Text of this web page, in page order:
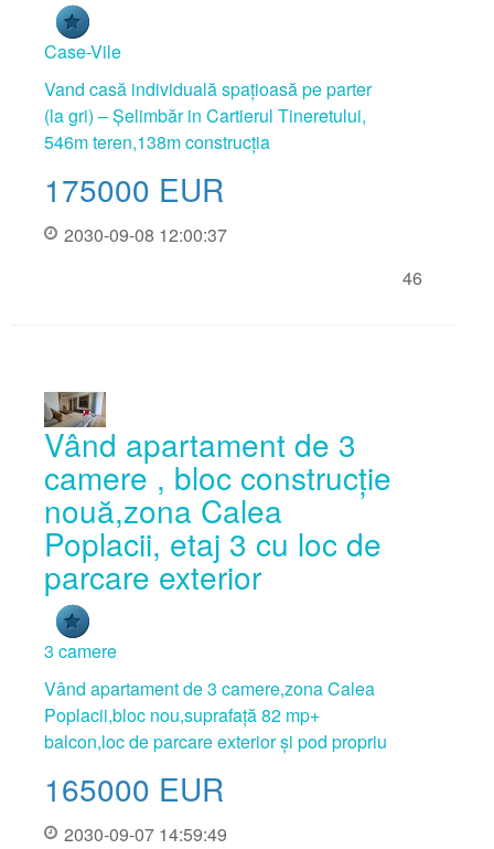
Case-Vile
Vand casă individuală spațioasă pe parter
(la gri) – Șelimbăr in Cartierul Tineretului,
546m teren,138m construcția
175000 EUR
2030-09-08 12:00:37
46
Vând apartament de 3
camere , bloc construcție
nouă,zona Calea
Poplacii, etaj 3 cu loc de
parcare exterior
3 camere
Vând apartament de 3 camere,zona Calea
Poplacii,bloc nou,suprafață 82 mp+
balcon,loc de parcare exterior și pod propriu
165000 EUR
2030-09-07 14:59:49